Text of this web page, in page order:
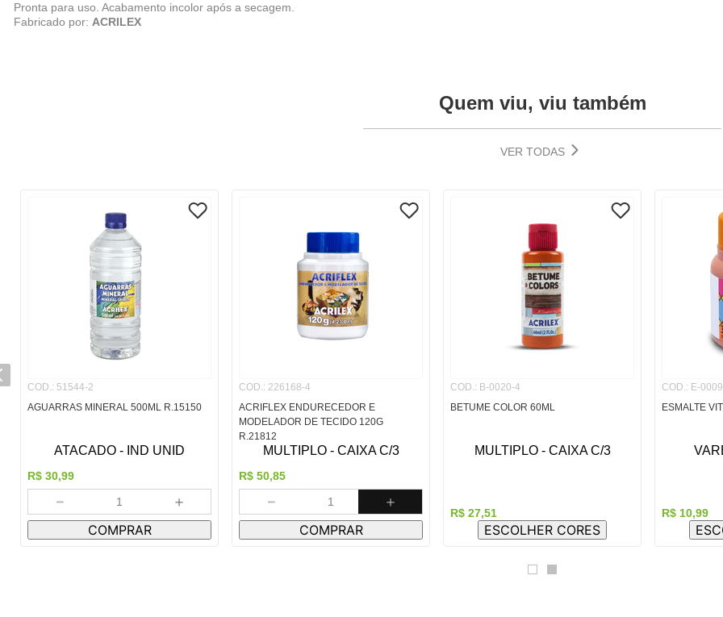
Pronta para uso. Acabamento incolor após a secagem.
Fabricado por: ACRILEX
Quem viu, viu também
VER TODAS
COD.: 51544-2
AGUARRAS MINERAL 500ML R.15150
ATACADO - IND UNID
R$ 30,99
＋
－
COMPRAR
COD.: 226168-4
ACRIFLEX ENDURECEDOR E
MODELADOR DE TECIDO 120G
R.21812
MULTIPLO - CAIXA C/3
R$ 50,85
＋
－
COMPRAR
COD.: B-0020-4
BETUME COLOR 60ML
MULTIPLO - CAIXA C/3
R$ 27,51
ESCOLHER CORES
COD.: E-0009
ESMALTE
R$ 10,99